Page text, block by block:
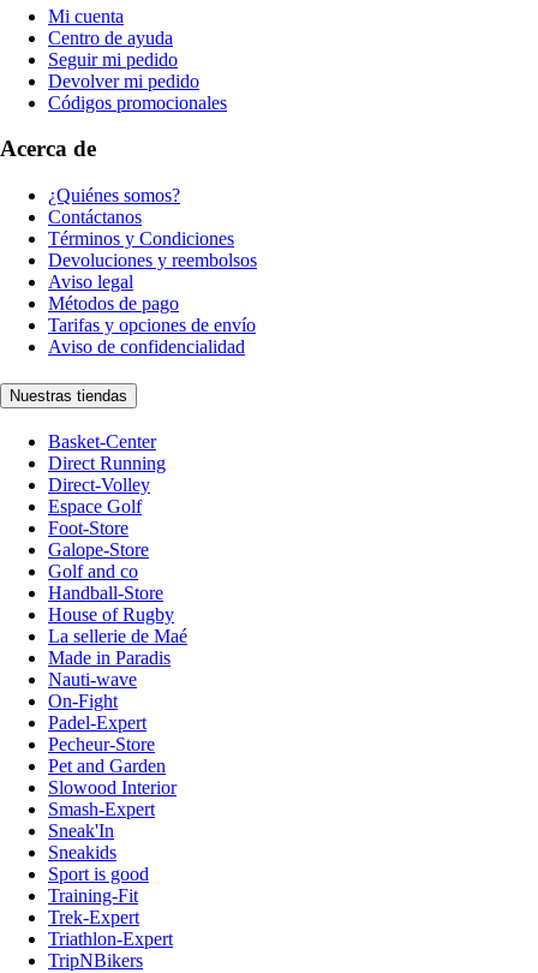
Mi cuenta
Centro de ayuda
Seguir mi pedido
Devolver mi pedido
Códigos promocionales
Acerca de
¿Quiénes somos?
Contáctanos
Términos y Condiciones
Devoluciones y reembolsos
Aviso legal
Métodos de pago
Tarifas y opciones de envío
Aviso de confidencialidad
Nuestras tiendas
Basket-Center
Direct Running
Direct-Volley
Espace Golf
Foot-Store
Galope-Store
Golf and co
Handball-Store
House of Rugby
La sellerie de Maé
Made in Paradis
Nauti-wave
On-Fight
Padel-Expert
Pecheur-Store
Pet and Garden
Slowood Interior
Smash-Expert
Sneak'In
Sneakids
Sport is good
Training-Fit
Trek-Expert
Triathlon-Expert
TripNBikers